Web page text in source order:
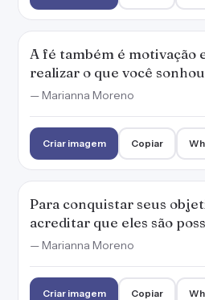
A fé também é motivação
realizar o que você
— Marianna Moreno
Criar imagem Copiar
Para conquistar seus
acreditar que eles são
— Marianna Moreno
Criar imagem Copiar